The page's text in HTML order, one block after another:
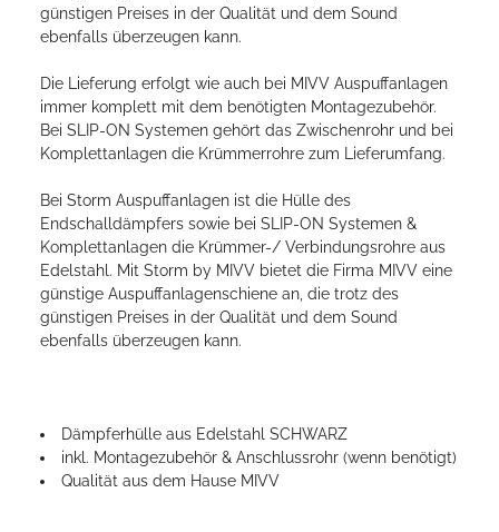
günstigen Preises in der Qualität und dem Sound
ebenfalls überzeugen kann.
Die Lieferung erfolgt wie auch bei MIVV Auspuffanlagen
immer komplett mit dem benötigten Montagezubehör.
Bei SLIP-ON Systemen gehört das Zwischenrohr und bei
Komplettanlagen die Krümmerrohre zum Lieferumfang.
Bei Storm Auspuffanlagen ist die Hülle des
Endschalldämpfers sowie bei SLIP-ON Systemen &
Komplettanlagen die Krümmer-/ Verbindungsrohre aus
Edelstahl. Mit Storm by MIVV bietet die Firma MIVV eine
günstige Auspuffanlagenschiene an, die trotz des
günstigen Preises in der Qualität und dem Sound
ebenfalls überzeugen kann.
Dämpferhülle aus Edelstahl SCHWARZ
inkl. Montagezubehör & Anschlussrohr (wenn benötigt)
Qualität aus dem Hause MIVV